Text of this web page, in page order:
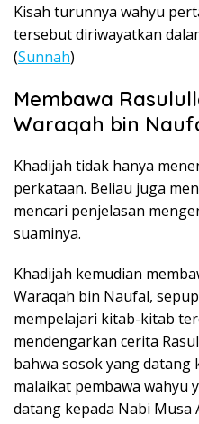
Kisah turunnya wahyu
tersebut diriwayatkan
(Sunnah)
Membawa
Waraqah bin
Khadijah tidak hanya
perkataan. Beliau juga
mencari penjelasan
suaminya.
Khadijah kemudian
Waraqah bin Naufal,
mempelajari kitab-kitab
mendengarkan cerita
bahwa sosok yang datang
malaikat pembawa wahyu
datang kepada Nabi Musa